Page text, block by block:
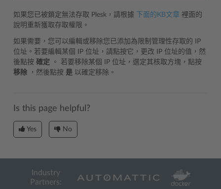
如果您已被鎖定無法存取 Plesk，請根據 下面的KB文章 裡面的
說明重新獲取存取權限。
如果需要，您可以編輯或移除您已添加為限制管理性存取的 IP
位址。若要編輯某個 IP 位址，請點按它，更改 IP 位址的值，然
後點按 確定 。 若要移除某個 IP 位址，選定其核取方塊，點按
移除 ，然後點按 是 以確定移除。
Is this page helpful?
Yes No
Industry
Partners: